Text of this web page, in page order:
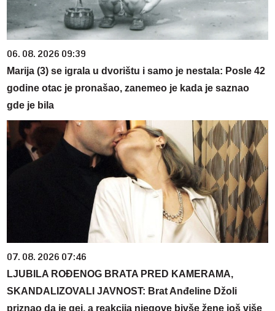
06. 08. 2026 09:39
Marija (3) se igrala u dvorištu i samo je nestala: Posle 42
godine otac je pronašao, zanemeo je kada je saznao
gde je bila
07. 08. 2026 07:46
LJUBILA ROĐENOG BRATA PRED KAMERAMA,
SKANDALIZOVALI JAVNOST: Brat Anđeline Džoli
priznao da je gej, a reakcija njegove bivše žene još više